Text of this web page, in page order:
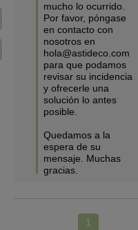
mucho lo ocurrido.
Por favor, póngase
en contacto con
nosotros en
hola@astideco.com
para que podamos
revisar su incidencia
y ofrecerle una
solución lo antes
posible.
Quedamos a la
espera de su
mensaje. Muchas
gracias.
1